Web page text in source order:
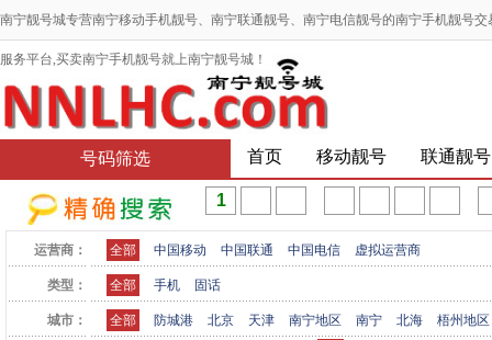
南宁靓号城专营南宁移动手机靓号、南宁联通靓号、南宁电信靓号的南宁手机靓号
服务平台,买卖南宁手机靓号就上南宁靓号城！
号码筛选 首页 移动靓号 联通靓号
运营商： 全部 中国移动 中国联通 中国电信 虚拟运营商
类型： 全部 手机 固话
城市： 全部 防城港 北京 天津 南宁地区 南宁 北海 梧州地区